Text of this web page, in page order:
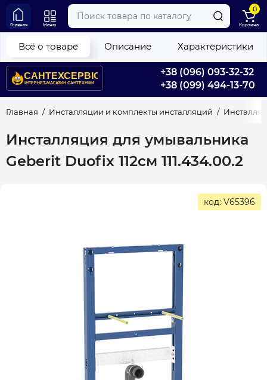
+38 (096) 093-32-32
+38 (099) 494-13-70
Главная Меню
0
Корзина
Главная Инсталляции и комплекты инсталляций
Инсталляция для умывальника
Geberit Duofix 112см 111.434.00.2
Всё о товаре Описание Характеристики
код: V65396